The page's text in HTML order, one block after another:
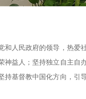
和人民政府的领导，热爱
神益人；坚持独立自主自
基督教中国化方向，引